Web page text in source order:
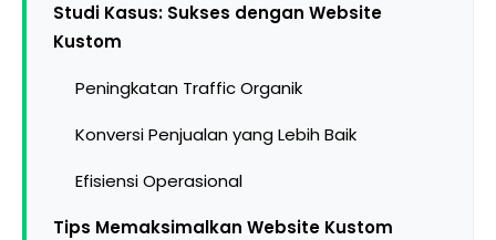
Studi Kasus: Sukses dengan Website
Kustom
Peningkatan Traffic Organik
Konversi Penjualan yang Lebih Baik
Efisiensi Operasional
Tips Memaksimalkan Website Kustom